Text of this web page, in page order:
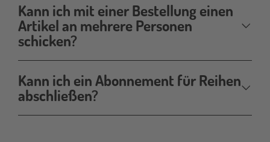
Kann ich mit einer Bestellung einen
Artikel an mehrere Personen
schicken?
Kann ich ein Abonnement für Reihen
abschließen?